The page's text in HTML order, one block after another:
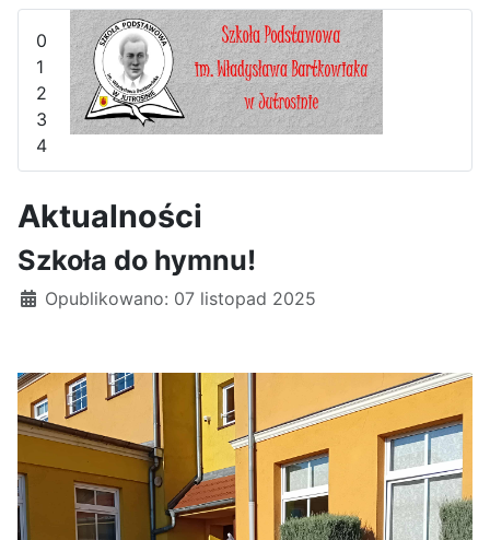
0
1
2
3
4
Aktualności
Szkoła do hymnu!
Szczegóły
Opublikowano: 07 listopad 2025